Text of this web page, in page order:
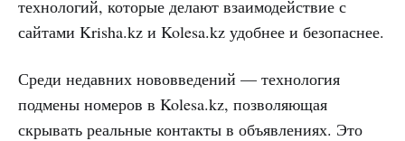
технологий, которые делают взаимодействие с
сайтами Krisha.kz и Kolesa.kz удобнее и безопаснее.
Среди недавних нововведений — технология
подмены номеров в Kolesa.kz, позволяющая
скрывать реальные контакты в объявлениях. Это